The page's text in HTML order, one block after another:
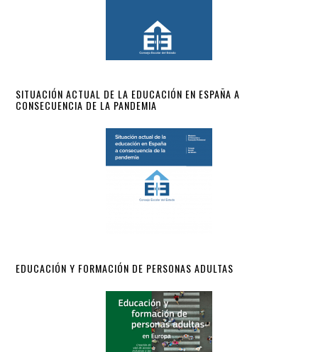
SITUACIÓN ACTUAL DE LA EDUCACIÓN EN ESPAÑA A
CONSECUENCIA DE LA PANDEMIA
EDUCACIÓN Y FORMACIÓN DE PERSONAS ADULTAS